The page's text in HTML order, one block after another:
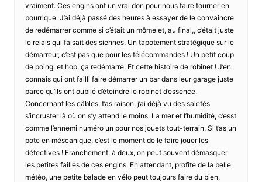
vraiment. Ces engins ont un vrai don pour nous faire tourner en
bourrique. J’ai déjà passé des heures à essayer de le convaincre
de redémarrer comme si c’était un môme et, au final,, c’était juste
le relais qui faisait des siennes. Un tapotement stratégique sur le
démarreur, c’est pas que pour les télécommandes ! Un petit coup
de poing, et hop, ça redémarre. Et cette histoire de robinet ! J’en
connais qui ont failli faire démarrer un bar dans leur garage juste
parce qu’ils ont oublié d’éteindre le robinet d’essence.
Concernant les câbles, t’as raison, j’ai déjà vu des saletés
s’incruster là où on s’y attend le moins. La mer et l’humidité, c’esst
comme l’ennemi numéro un pour nos jouets tout-terrain. Si t’as un
pote en méscanique, c’est le moment de le faire jouer les
détectives ! Franchement, à deux, on peut souvent démasquer
les petites failles de ces engins. En attendant, profite de la belle
météo, une petite balade en vélo peut toujours faire du bien,